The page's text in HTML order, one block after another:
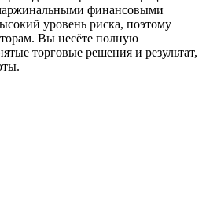
финансовыми
уровень риска, поэтому
Вы несёте полную
торговые решения и результат,